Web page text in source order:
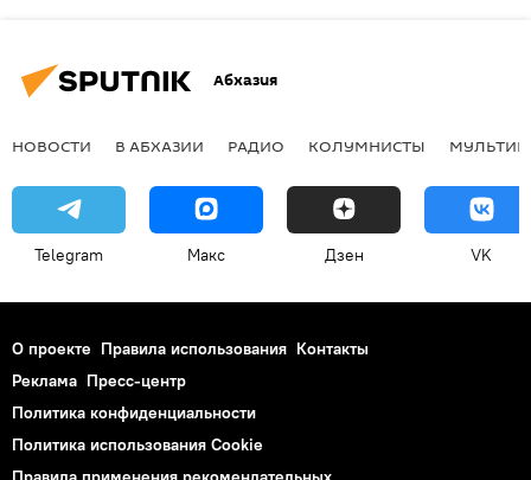
Абхазия
НОВОСТИ В АБХАЗИИ РАДИО КОЛУМНИСТЫ
Telegram Макс Дзен VK
О проекте Правила использования Контакты
Реклама Пресс-центр
Политика конфиденциальности
Политика использования Cookie